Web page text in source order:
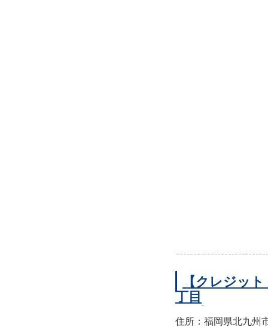
【クレジッ
丁目
住所：福岡県北九州